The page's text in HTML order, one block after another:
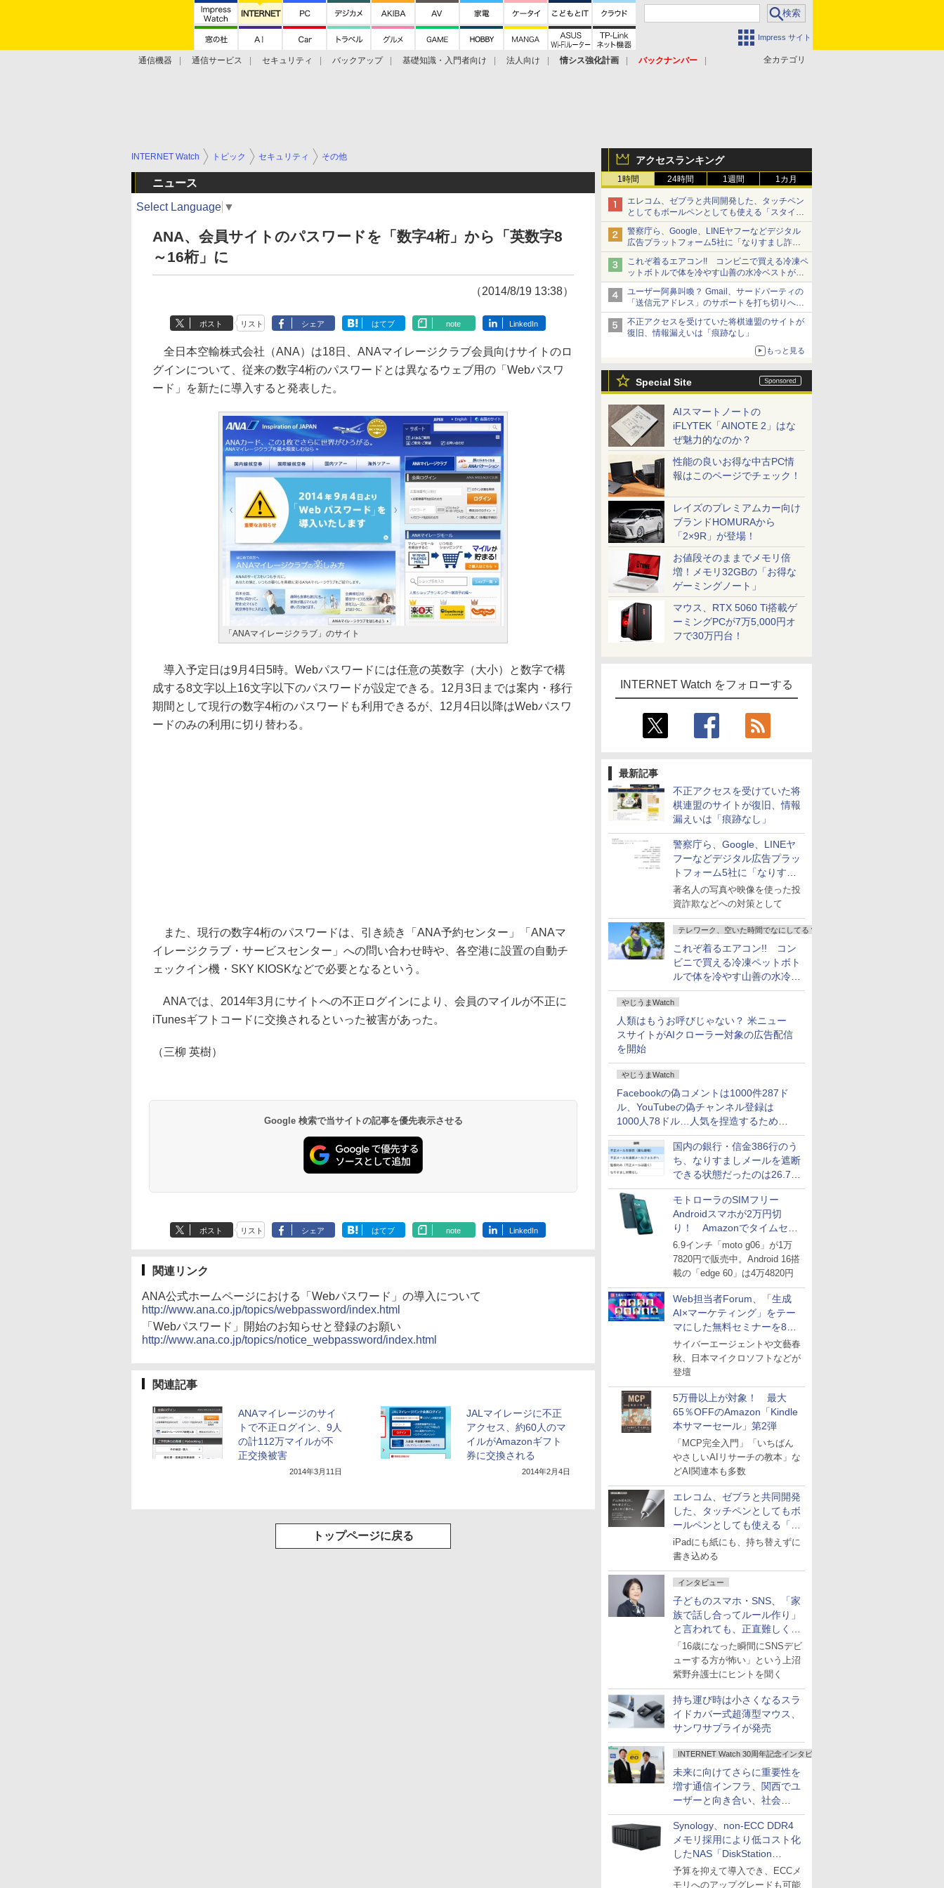
Impress サイト
全カテゴリ
通信機器 通信サービス セキュリティ バックアップ 基礎知識・入門者向け 法人向け 情シス強化計画
バックナンバー
アクセスランキング
1時間 24時間 1週間 1カ月
エレコム、ゼブラと共同開発した、タッチペン
としてもボールペンとしても使える「スタイラ
スツーウェイ」発売 iPadにも紙にも、持ち替
えずに書き込める
警察庁ら、Google、LINEヤフーなどデジタル
広告プラットフォーム5社に「なりすまし詐欺
広告」対策強化を要請 著名人の写真や映像を
使った投資詐欺などへの対策として
これぞ着るエアコン!! コンビニで買える冷凍ペ
ットボトルで体を冷やす山善の水冷ベストがロ
ードバイクにちょうどいい【ぼっち・ざ・ろー
ど！その14】【空いた時間でなにしてる？】
ユーザー阿鼻叫喚？ Gmail、サードパーティの
「送信元アドレス」のサポートを打ち切りへ
【やじうまWatch】
不正アクセスを受けていた将棋連盟のサイトが
復旧、情報漏えいは「痕跡なし」
もっと見る
Special Site
AIスマートノートの
iFLYTEK「AINOTE 2」はな
ぜ魅力的なのか？
性能の良いお得な中古PC情
報はこのページでチェック！
レイズのプレミアムカー向け
ブランドHOMURAから
「2×9R」が登場！
お値段そのままでメモリ倍
増！メモリ32GBの「お得な
ゲーミングノート」
マウス、RTX 5060 Ti搭載ゲ
ーミングPCが7万5,000円オ
フで30万円台！
INTERNET Watch をフォローする
最新記事
不正アクセスを受けていた将
棋連盟のサイトが復旧、情報
漏えいは「痕跡なし」
警察庁ら、Google、LINEヤ
フーなどデジタル広告プラッ
トフォーム5社に「なりすま
し詐欺広告」対策強化を要請
著名人の写真や映像を使った投
資詐欺などへの対策として
テレワーク、空いた時間でなにしてる？
これぞ着るエアコン!! コン
ビニで買える冷凍ペットボト
ルで体を冷やす山善の水冷ベ
ストがロードバイクにちょう
どいい【ぼっち・ざ・ろー
ど！その14】
やじうまWatch
人類はもうお呼びじゃない？ 米ニュー
スサイトがAIクローラー対象の広告配信
を開始
やじうまWatch
Facebookの偽コメントは1000件287ド
ル、YouTubeの偽チャンネル登録は
1000人78ドル…人気を捏造するための
価格リストが公開中
国内の銀行・信金386行のう
ち、なりすましメールを遮断
できる状態だったのは26.7％
にとどまる～GMOブランド
セキュリティ調査
モトローラのSIMフリー
Androidスマホが2万円切
り！ Amazonでタイムセー
ル
6.9インチ「moto g06」が1万
7820円で販売中。Android 16搭
載の「edge 60」は4万4820円
Web担当者Forum、「生成
AI×マーケティング」をテー
マにした無料セミナーを8月
27日にオンライン開催
サイバーエージェントや文藝春
秋、日本マイクロソフトなどが
登壇
5万冊以上が対象！ 最大
65％OFFのAmazon「Kindle
本サマーセール」第2弾
「MCP完全入門」「いちばん
やさしいAIリサーチの教本」な
どAI関連本も多数
エレコム、ゼブラと共同開発
した、タッチペンとしてもボ
ールペンとしても使える「ス
タイラスツーウェイ」発売
iPadにも紙にも、持ち替えずに
書き込める
インタビュー
子どものスマホ・SNS、「家
族で話し合ってルール作り」
と言われても、正直難しくな
いですか？
「16歳になった瞬間にSNSデビ
ューする方が怖い」という上沼
紫野弁護士にヒントを聞く
持ち運び時は小さくなるスラ
イドカバー式超薄型マウス、
サンワサプライが発売
INTERNET Watch 30周年記念インタビュー
未来に向けてさらに重要性を
増す通信インフラ、関西でユ
ーザーと向き合い、社会
の“あたらしい”を起動し続け
る～オプテージ
Synology、non-ECC DDR4
メモリ採用により低コスト化
したNAS「DiskStation
neo+」シリーズ
予算を抑えて導入でき、ECCメ
モリへのアップグレードも可能
INTERNET Watch トピック セキュリティ その他
ニュース
Select Language ▼
ANA、会員サイトのパスワードを「数字4桁」から「英数字8
～16桁」に
（2014/8/19 13:38）
ポスト リスト シェア はてブ note LinkedIn
全日本空輸株式会社（ANA）は18日、ANAマイレージクラブ会員向けサイトのロ
グインについて、従来の数字4桁のパスワードとは異なるウェブ用の「Webパスワ
ード」を新たに導入すると発表した。
「ANAマイレージクラブ」のサイト
導入予定日は9月4日5時。Webパスワードには任意の英数字（大小）と数字で構
成する8文字以上16文字以下のパスワードが設定できる。12月3日までは案内・移行
期間として現行の数字4桁のパスワードも利用できるが、12月4日以降はWebパスワ
ードのみの利用に切り替わる。
また、現行の数字4桁のパスワードは、引き続き「ANA予約センター」「ANAマ
イレージクラブ・サービスセンター」への問い合わせ時や、各空港に設置の自動チ
ェックイン機・SKY KIOSKなどで必要となるという。
ANAでは、2014年3月にサイトへの不正ログインにより、会員のマイルが不正に
iTunesギフトコードに交換されるといった被害があった。
（三柳 英樹）
Google 検索で当サイトの記事を優先表示させる
ポスト リスト シェア はてブ note LinkedIn
関連リンク
ANA公式ホームページにおける「Webパスワード」の導入について
http://www.ana.co.jp/topics/webpassword/index.html
「Webパスワード」開始のお知らせと登録のお願い
http://www.ana.co.jp/topics/notice_webpassword/index.html
関連記事
ANAマイレージのサイ
トで不正ログイン、9人
の計112万マイルが不
正交換被害
2014年3月11日
JALマイレージに不正
アクセス、約60人のマ
イルがAmazonギフト
券に交換される
2014年2月4日
トップページに戻る